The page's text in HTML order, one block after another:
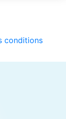
conditions